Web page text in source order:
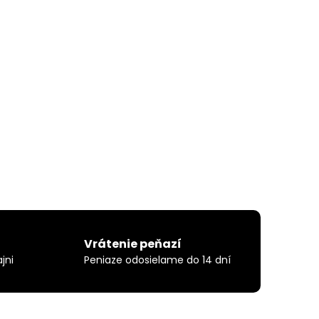
Vrátenie peňazí
Peniaze odosielame do 14 dní